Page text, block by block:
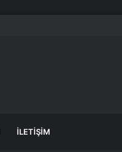
İLETIŞIM